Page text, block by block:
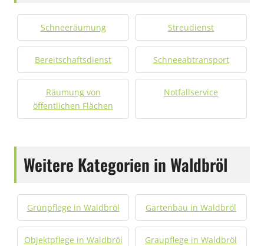
Schneeräumung Streudienst
Bereitschaftsdienst Schneeabtransport
Räumung von
öffentlichen Flächen
Notfallservice
Weitere Kategorien in Waldbröl
Grünpflege in Waldbröl Gartenbau in Waldbröl
Objektpflege in Waldbröl Graupflege in Waldbröl